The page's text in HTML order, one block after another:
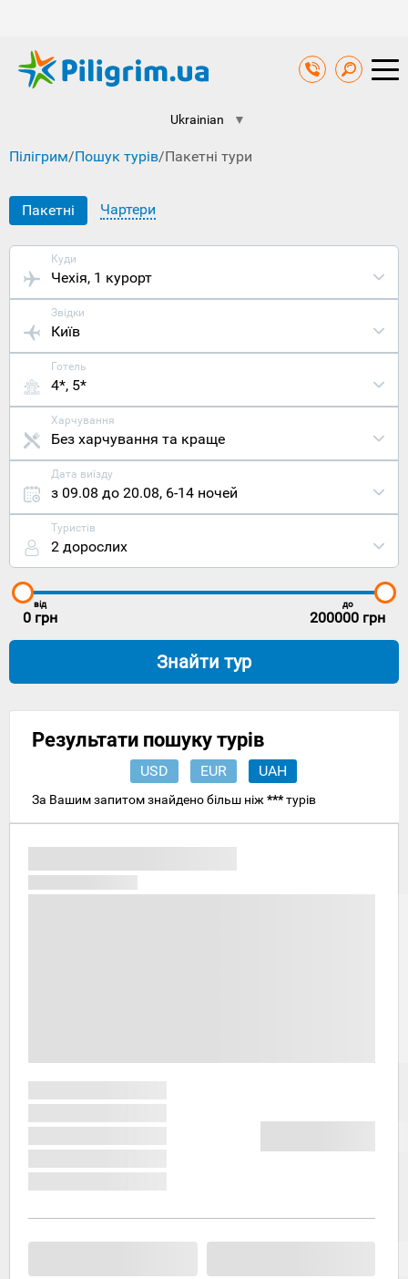
Ukrainian ▼
Пілігрим/Пошук турів/Пакетні тури
Пакетні Чартери
Куди
Чехія, 1 курорт
Звідки
Київ
Готель
4*, 5*
Харчування
Без харчування та краще
Дата виїзду
з 09.08 до 20.08, 6-14 ночей
Туристів
2 дорослих
від
0 грн
до
200000 грн
Знайти тур
Результати пошуку турів
USD EUR UAH
За Вашим запитом знайдено більш ніж***турів